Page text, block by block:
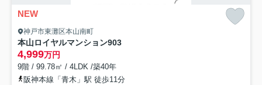
NEW
神戸市東灘区本山南町
本山ロイヤルマンション903
4,999万円
9階 / 99.78㎡ / 4LDK /築40年
阪神本線「青木」駅 徒歩11分